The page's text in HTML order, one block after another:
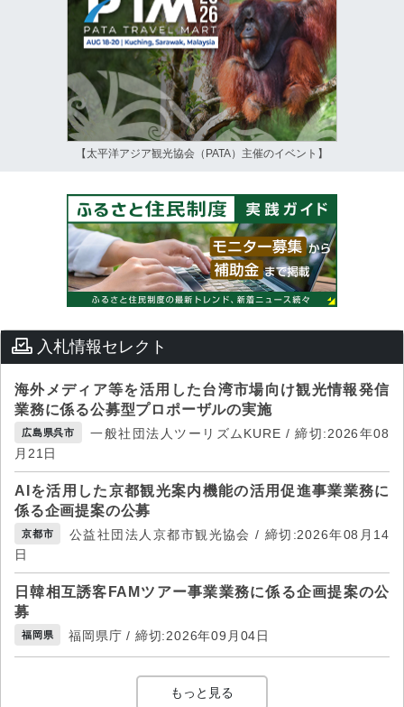
【太平洋アジア観光協会（PATA）主催のイベント】
入札情報セレクト
海外メディア等を活用した台湾市場向け観光情報発信
業務に係る公募型プロポーザルの実施
広島県呉市
一般社団法人ツーリズムKURE / 締切:2026年08
月21日
AIを活用した京都観光案内機能の活用促進事業業務に
係る企画提案の公募
京都市
公益社団法人京都市観光協会 / 締切:2026年08月14
日
日韓相互誘客FAMツアー事業業務に係る企画提案の公
募
福岡県 福岡県庁 / 締切:2026年09月04日
もっと見る